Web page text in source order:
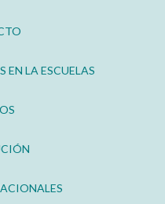
EN LA ESCUELAS